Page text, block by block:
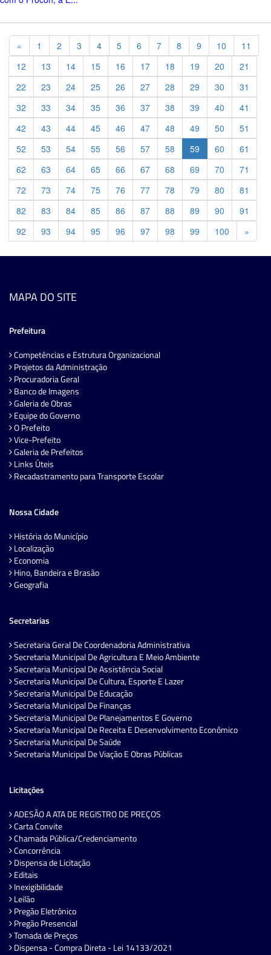
« Previous
1 2 3 4 5 6 7 8 9 10
11
12
13 14 15 16 17 18 19 20
21
22
23 24 25 26 27 28 29 30
31
32
33 34 35 36 37 38 39 40
41
42
43 44 45 46 47 48 49 50
51
52
53 54 55 56 57 58 59 60
61
62
63 64 65 66 67 68 69 70
71
72
73 74 75 76 77 78 79 80
81
82
83 84 85 86 87 88 89 90
91
92
93 94 95 96 97 98 99 100 »
MAPA DO SITE
Prefeitura
Competências e Estrutura Organizacional
Projetos da Administração
Procuradoria Geral
Banco de Imagens
Galeria de Obras
Equipe do Governo
O Prefeito
Vice-Prefeito
Galeria de Prefeitos
Links Úteis
Recadastramento para Transporte Escolar
Nossa Cidade
História do Município
Localização
Economia
Hino, Bandeira e Brasão
Geografia
Secretarias
Secretaria Geral De Coordenadoria Administrativa
Secretaria Municipal De Agricultura E Meio Ambiente
Secretaria Municipal De Assistência Social
Secretaria Municipal De Cultura, Esporte E Lazer
Secretaria Municipal De Educação
Secretaria Municipal De Finanças
Secretaria Municipal De Planejamentos E Governo
Secretaria Municipal De Receita E Desenvolvimento Econômico
Secretaria Municipal De Saúde
Secretaria Municipal De Viação E Obras Públicas
Licitações
ADESÃO A ATA DE REGISTRO DE PREÇOS
Carta Convite
Chamada Pública/Credenciamento
Concorrência
Dispensa de Licitação
Editais
Inexigibilidade
Leilão
Pregão Eletrônico
Pregão Presencial
Tomada de Preços
Dispensa - Compra Direta - Lei 14133/2021